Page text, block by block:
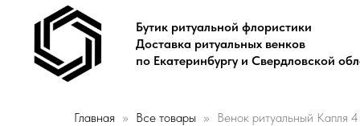
Бутик ритуальной флористики
Доставка ритуальных венков
по Екатеринбургу и Свердловской
Главная Все товары Венок ритуальный Капля